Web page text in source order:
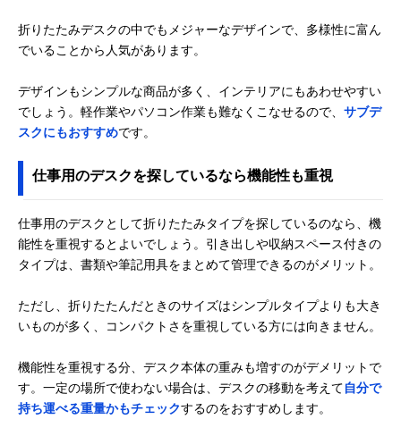
折りたたみデスクの中でもメジャーなデザインで、多様性に富ん
でいることから人気があります。
デザインもシンプルな商品が多く、インテリアにもあわせやすい
でしょう。軽作業やパソコン作業も難なくこなせるので、 サブデ
スクにもおすすめです。
仕事用のデスクを探しているなら機能性も重視
仕事用のデスクとして折りたたみタイプを探しているのなら、機
能性を重視するとよいでしょう。引き出しや収納スペース付きの
タイプは、書類や筆記用具をまとめて管理できるのがメリット。
ただし、折りたたんだときのサイズはシンプルタイプよりも大き
いものが多く、コンパクトさを重視している方には向きません。
機能性を重視する分、デスク本体の重みも増すのがデメリットで
す。一定の場所で使わない場合は、デスクの移動を考えて自分で
持ち運べる重量かもチェックするのをおすすめします。